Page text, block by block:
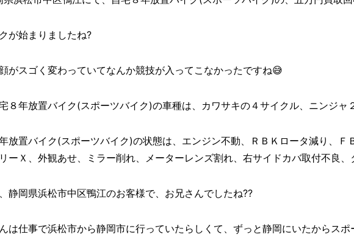
が始まりましたね?
がスゴく変わっていてなんか競技が入ってこなかったですね😅
８年放置バイク(スポーツバイク)の車種は、カワサキの４サイクル、ニンジャ
放置バイク(スポーツバイク)の状態は、エンジン不動、ＲＢＫロータ減り、Ｆ
ーＸ、外観あせ、ミラー削れ、メーターレンズ割れ、右サイドカバ取付不良、
静岡県浜松市中区鴨江のお客様で、お兄さんでしたね??
は仕事で浜松市から静岡市に行っていたらしくて、ずっと静岡にいたからス